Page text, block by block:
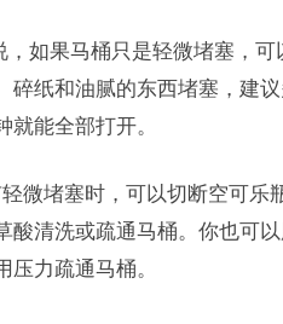
果马桶只是轻微堵塞，可
碎纸和油腻的东西堵塞，建
能全部打开。
堵塞时，可以切断空可乐
酸清洗或疏通马桶。你也可
压力疏通马桶。